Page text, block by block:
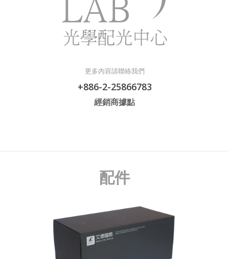
更多內容請聯絡我們
+886-2-25866783
經銷商據點
配件